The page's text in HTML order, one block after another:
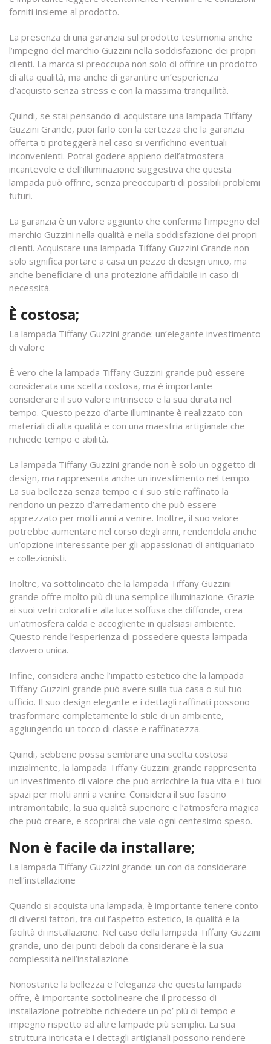
forniti insieme al prodotto.
La presenza di una garanzia sul prodotto testimonia anche
l’impegno del marchio Guzzini nella soddisfazione dei propri
clienti. La marca si preoccupa non solo di offrire un prodotto
di alta qualità, ma anche di garantire un’esperienza
d’acquisto senza stress e con la massima tranquillità.
Quindi, se stai pensando di acquistare una lampada Tiffany
Guzzini Grande, puoi farlo con la certezza che la garanzia
offerta ti proteggerà nel caso si verifichino eventuali
inconvenienti. Potrai godere appieno dell’atmosfera
incantevole e dell’illuminazione suggestiva che questa
lampada può offrire, senza preoccuparti di possibili problemi
futuri.
La garanzia è un valore aggiunto che conferma l’impegno del
marchio Guzzini nella qualità e nella soddisfazione dei propri
clienti. Acquistare una lampada Tiffany Guzzini Grande non
solo significa portare a casa un pezzo di design unico, ma
anche beneficiare di una protezione affidabile in caso di
necessità.
È costosa;
La lampada Tiffany Guzzini grande: un’elegante investimento
di valore
È vero che la lampada Tiffany Guzzini grande può essere
considerata una scelta costosa, ma è importante
considerare il suo valore intrinseco e la sua durata nel
tempo. Questo pezzo d’arte illuminante è realizzato con
materiali di alta qualità e con una maestria artigianale che
richiede tempo e abilità.
La lampada Tiffany Guzzini grande non è solo un oggetto di
design, ma rappresenta anche un investimento nel tempo.
La sua bellezza senza tempo e il suo stile raffinato la
rendono un pezzo d’arredamento che può essere
apprezzato per molti anni a venire. Inoltre, il suo valore
potrebbe aumentare nel corso degli anni, rendendola anche
un’opzione interessante per gli appassionati di antiquariato
e collezionisti.
Inoltre, va sottolineato che la lampada Tiffany Guzzini
grande offre molto più di una semplice illuminazione. Grazie
ai suoi vetri colorati e alla luce soffusa che diffonde, crea
un’atmosfera calda e accogliente in qualsiasi ambiente.
Questo rende l’esperienza di possedere questa lampada
davvero unica.
Infine, considera anche l’impatto estetico che la lampada
Tiffany Guzzini grande può avere sulla tua casa o sul tuo
ufficio. Il suo design elegante e i dettagli raffinati possono
trasformare completamente lo stile di un ambiente,
aggiungendo un tocco di classe e raffinatezza.
Quindi, sebbene possa sembrare una scelta costosa
inizialmente, la lampada Tiffany Guzzini grande rappresenta
un investimento di valore che può arricchire la tua vita e i tuoi
spazi per molti anni a venire. Considera il suo fascino
intramontabile, la sua qualità superiore e l’atmosfera magica
che può creare, e scoprirai che vale ogni centesimo speso.
Non è facile da installare;
La lampada Tiffany Guzzini grande: un con da considerare
nell’installazione
Quando si acquista una lampada, è importante tenere conto
di diversi fattori, tra cui l’aspetto estetico, la qualità e la
facilità di installazione. Nel caso della lampada Tiffany Guzzini
grande, uno dei punti deboli da considerare è la sua
complessità nell’installazione.
Nonostante la bellezza e l’eleganza che questa lampada
offre, è importante sottolineare che il processo di
installazione potrebbe richiedere un po’ più di tempo e
impegno rispetto ad altre lampade più semplici. La sua
struttura intricata e i dettagli artigianali possono rendere